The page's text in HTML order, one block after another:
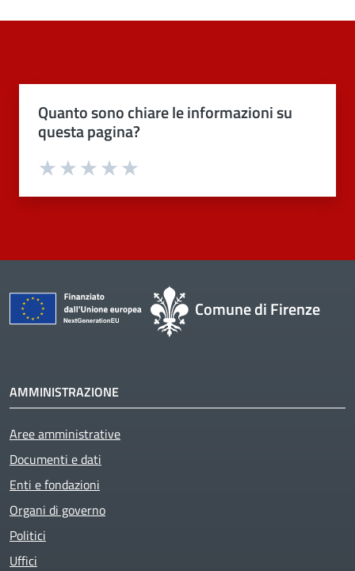
Quanto sono chiare le informazioni su
questa pagina?
Valuta 4 stelle su 5
Valuta 3 stelle su 5
Valuta 2 stelle su 5
Valuta 1 stelle su 5
Comune di Firenze
AMMINISTRAZIONE
Aree amministrative
Documenti e dati
Enti e fondazioni
Organi di governo
Politici
Uffici